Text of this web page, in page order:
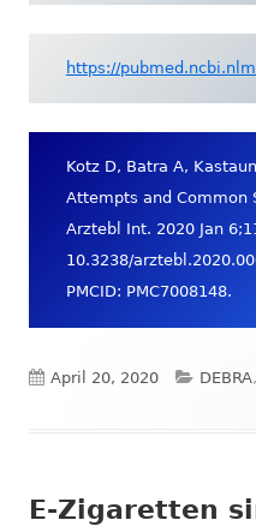
https://
Kotz D, Batra A,
Attempts and Common
Arztebl Int. 2020 Jan
10.3238/
PMCID: PMC7008148.
Veröffentlicht
April 20, 2020 DEBRA,
E-Zigaretten